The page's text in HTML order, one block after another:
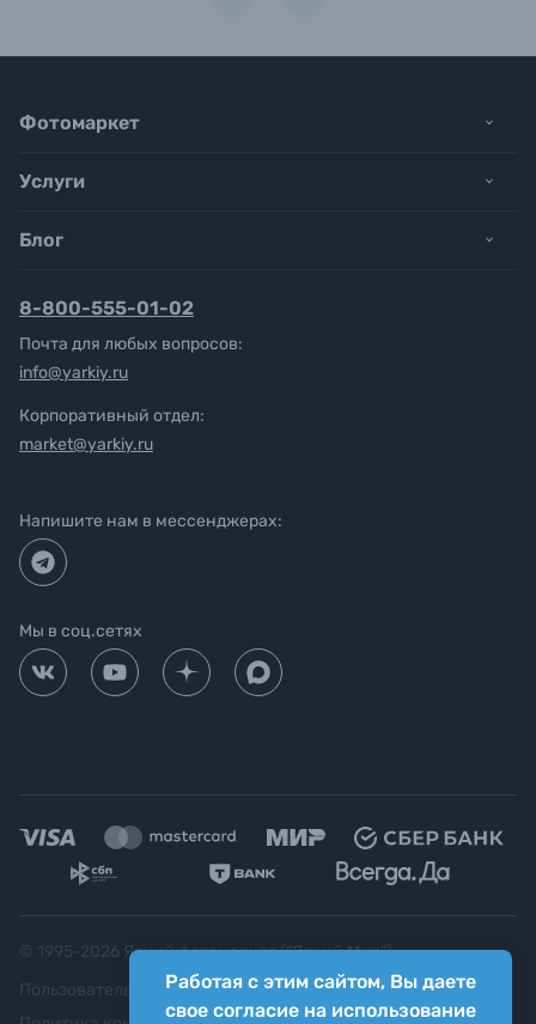
Работая с этим сайтом, Вы даете
свое согласие на использование
Фотомаркет
Услуги
Блог
8-800-555-01-02
Почта для любых вопросов:
info@yarkiy.ru
Корпоративный отдел:
market@yarkiy.ru
Напишите нам в мессенджерах:
Мы в соц.сетях
Яркий фотомаркет ("Яркий Мир")
Пользовательское соглашение